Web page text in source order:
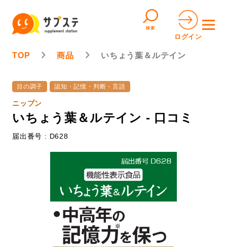
検索
ログイン
TOP 商品 いちょう葉＆ルテイン
目の調子 認知・記憶・判断・言語
ニップン
いちょう葉＆ルテイン - 口コミ
届出番号 : D628